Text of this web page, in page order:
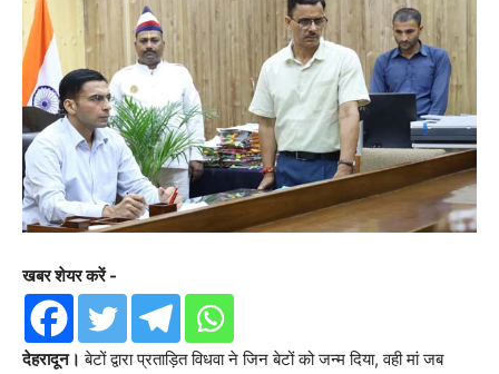
खबर शेयर करें -
देहरादून। बेटों द्वारा प्रताड़ित विधवा ने जिन बेटों को जन्म दिया, वही मां जब